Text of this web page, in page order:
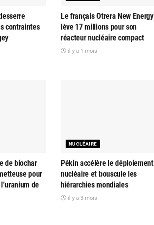
contraintes
Le français Otrera New Energy
lève 17 millions pour son
réacteur nucléaire compact
il y a 1 mois
de biochar
pour
de
NUCLÉAIRE
Pékin accélère le déploiement
nucléaire et bouscule les
hiérarchies mondiales
il y a 3 mois